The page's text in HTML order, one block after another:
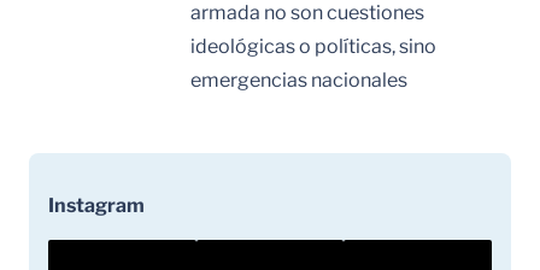
armada no son cuestiones
ideológicas o políticas, sino
emergencias nacionales
Instagram